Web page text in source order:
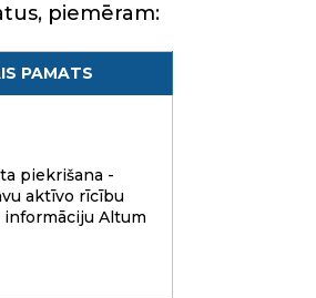
piemēram:
PAMATS
piekrišana -
aktīvo rīcību
Altum